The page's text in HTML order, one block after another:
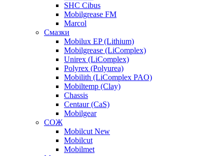
SHC Cibus
Mobilgrease FM
Marcol
Смазки
Mobilux EP (Lithium)
Mobilgrease (LiComplex)
Unirex (LiComplex)
Polyrex (Polyurea)
Mobilith (LiComplex PAO)
Mobiltemp (Clay)
Chassis
Centaur (CaS)
Mobilgear
СОЖ
Mobilcut New
Mobilcut
Mobilmet